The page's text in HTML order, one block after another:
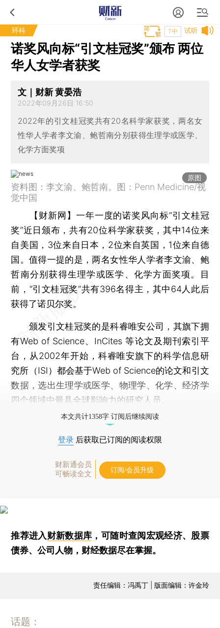
环科 试听
T中
诺奖风向标“引文桂冠奖”颁布 两位
华人女学者获奖
文｜财新 黄晏浩
2022年09月26日 16:50
2022年的引文桂冠奖共有20名科学家获奖，两名女
性华人学者李文渝、鲍哲南分别获得生理学或医学、
化学方面奖项
原图
资料图：李文渝、鲍哲南。图：Penn Medicine/视
觉中国
【财新网】 一年一度的诺奖风向标“引文桂冠
奖”近日颁布，共有20位科学家获奖，其中14位来
自美国，3位来自日本，2位来自英国，1位来自德
国。值得一提的是，两名女性华人学者李文渝、鲍
哲南分别获得生理学或医学、化学方面奖项。目
前，“引文桂冠奖”共有396名得主，其中64人此后
获得了诺贝尔奖。
颁发引文桂冠奖的是科睿唯安公司，其旗下拥
有Web of Science、InCites 等论文及期刊索引平
台，从2002年开始，科睿唯安旗下的科学信息研
究所（ISI）都会基于Web of Science的论文和引文
数据，选出生理学或医学、物理学、化学、经济学
四个领域中最具全球影响力的研究人员。
本文共计1358字 订阅后继续阅读
登录 后获取已订阅的阅读权限
财新通会员
可畅读全文
订阅/会员升级
推荐进入财新数据库 ，可随时查阅宏观经济、股票
债券、公司人物，财经数据尽在掌握。
责任编辑：冯禹丁 | 版面编辑：许金玲
话题：